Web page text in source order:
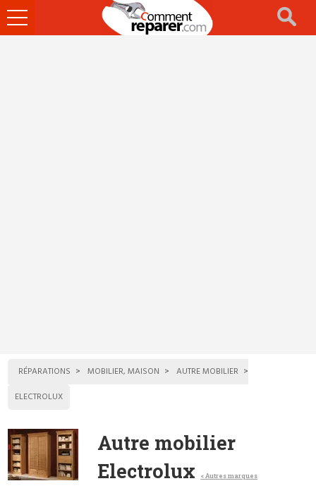
Ouvrir
le
RÉPARATIONS MOBILIER, MAISON
AUTRE MOBILIER
ELECTROLUX
Autre mobilier
Electrolux
< Autres marques